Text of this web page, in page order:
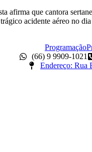
afirma que cantora
acidente aéreo no
Programação
(66) 9 9909-1021
Endereço: Rua